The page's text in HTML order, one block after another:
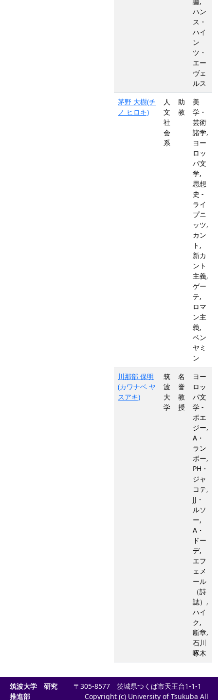
ハン
ス・
ハイ
ン
ツ・
エー
ヴェ
ルス
茅野 大樹(チ
ノ ヒロキ)
人
文
社
会
系
助
教
美
学・
芸術
諸学,
ヨー
ロッ
パ文
学,
思想
史 -
ライ
プニ
ッツ,
カン
ト,
新カ
ント
主義,
ゲー
テ,
ロマ
ン主
義,
ベン
ヤミ
ン
川那部 保明
(カワナベ ヤ
スアキ)
筑
波
大
学
名
誉
教
授
ヨー
ロッ
パ文
学 -
ポエ
ジー,
A・
ラン
ボー,
PH・
ジャ
コテ,
JJ・
ルソ
ー,
A・
ドー
デ,
エフ
ェメ
ール
（詩
誌）,
ハイ
ク,
断章,
石川
啄木
筑波大学 研究
推進部
〒305-8577 茨城県つくば市天王台1-1-1
Copyright (c) University of Tsukuba All